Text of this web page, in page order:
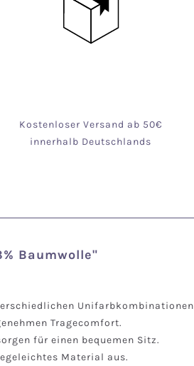
Kostenloser Versand ab 50€
innerhalb Deutschlands
Baumwolle"
Tragecomfort.
für einen bequemen Sitz.
Material aus.